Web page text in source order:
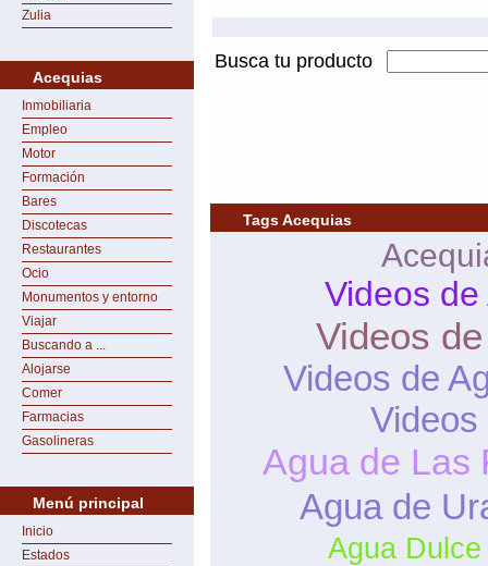
Zulia
Acequias
Inmobiliaria
Empleo
Motor
Formación
Bares
Discotecas
Restaurantes
Ocio
Monumentos y entorno
Viajar
Buscando a ...
Alojarse
Comer
Farmacias
Gasolineras
Menú principal
Inicio
Estados
Busca tu producto
Tags Acequias
Videos
Videos
Videos de
Videos
Agua de Las
Agua de
Agua Dulce